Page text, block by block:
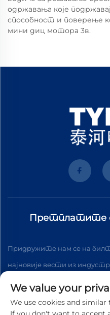
одржавања које
способност и поверење
мини диц мотора 3в.
Претплатите
Придружите нам се на
најновије вести из
We value your
We use cookies and